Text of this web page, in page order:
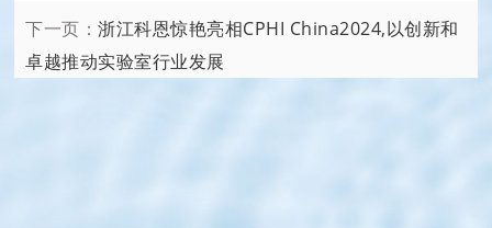
下一页：浙江科恩惊艳亮相CPHI China2024,以创新和
卓越推动实验室行业发展